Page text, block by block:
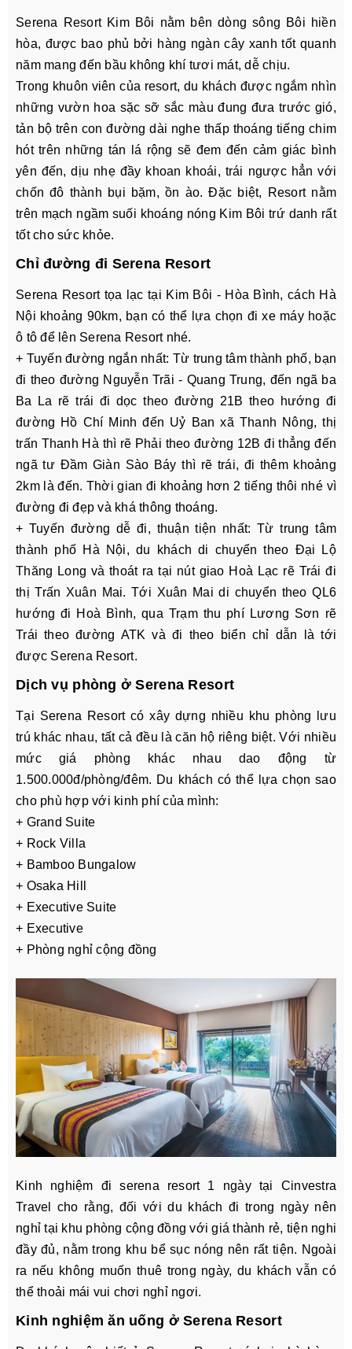
Serena Resort Kim Bôi nằm bên dòng sông Bôi hiền
hòa, được bao phủ bởi hàng ngàn cây xanh tốt quanh
năm mang đến bầu không khí tươi mát, dễ chịu.
Trong khuôn viên của resort, du khách được ngắm nhìn
những vườn hoa sặc sỡ sắc màu đung đưa trước gió,
tản bộ trên con đường dài nghe thấp thoáng tiếng chim
hót trên những tán lá rộng sẽ đem đến cảm giác bình
yên đến, dịu nhẹ đầy khoan khoái, trái ngược hẳn với
chốn đô thành bụi bặm, ồn ào. Đặc biệt, Resort nằm
trên mạch ngầm suối khoáng nóng Kim Bôi trứ danh rất
tốt cho sức khỏe.
Chỉ đường đi Serena Resort
Serena Resort tọa lạc tại Kim Bôi - Hòa Bình, cách Hà
Nội khoảng 90km, bạn có thể lựa chọn đi xe máy hoặc
ô tô để lên Serena Resort nhé.
+ Tuyến đường ngắn nhất: Từ trung tâm thành phố, bạn
đi theo đường Nguyễn Trãi - Quang Trung, đến ngã ba
Ba La rẽ trái đi dọc theo đường 21B theo hướng đi
đường Hồ Chí Minh đến Uỷ Ban xã Thanh Nông, thị
trấn Thanh Hà thì rẽ Phải theo đường 12B đi thẳng đến
ngã tư Đầm Giàn Sào Báy thì rẽ trái, đi thêm khoảng
2km là đến. Thời gian đi khoảng hơn 2 tiếng thôi nhé vì
đường đi đẹp và khá thông thoáng.
+ Tuyến đường dễ đi, thuận tiện nhất: Từ trung tâm
thành phố Hà Nội, du khách di chuyển theo Đại Lộ
Thăng Long và thoát ra tại nút giao Hoà Lạc rẽ Trái đi
thị Trấn Xuân Mai. Tới Xuân Mai di chuyển theo QL6
hướng đi Hoà Bình, qua Trạm thu phí Lương Sơn rẽ
Trái theo đường ATK và đi theo biển chỉ dẫn là tới
được Serena Resort.
Dịch vụ phòng ở Serena Resort
Tại Serena Resort có xây dựng nhiều khu phòng lưu
trú khác nhau, tất cả đều là căn hộ riêng biệt. Với nhiều
mức giá phòng khác nhau dao động từ
1.500.000đ/phòng/đêm. Du khách có thể lựa chọn sao
cho phù hợp với kinh phí của mình:
+ Grand Suite
+ Rock Villa
+ Bamboo Bungalow
+ Osaka Hill
+ Executive Suite
+ Executive
+ Phòng nghỉ cộng đồng
Kinh nghiệm đi serena resort 1 ngày tại Cinvestra
Travel cho rằng, đối với du khách đi trong ngày nên
nghỉ tại khu phòng cộng đồng với giá thành rẻ, tiện nghi
đầy đủ, nằm trong khu bể sục nóng nên rất tiện. Ngoài
ra nếu không muốn thuê trong ngày, du khách vẫn có
thể thoải mái vui chơi nghỉ ngơi.
Kinh nghiệm ăn uống ở Serena Resort